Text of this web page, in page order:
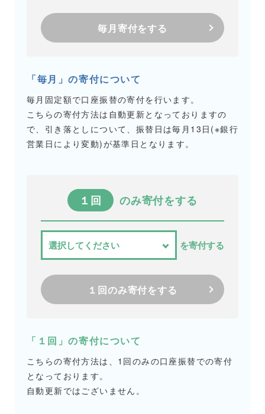
毎月寄付をする
「毎月」の寄付について
毎月固定額で口座振替の寄付を行います。
こちらの寄付方法は自動更新となっておりますの
で、引き落としについて、振替日は毎月13日(※銀行
営業日により変動)が基準日となります。
１回 のみ寄付をする
を寄付する
１回のみ寄付をする
「１回」の寄付について
こちらの寄付方法は、1回のみの口座振替での寄付
となっております。
自動更新ではございません。